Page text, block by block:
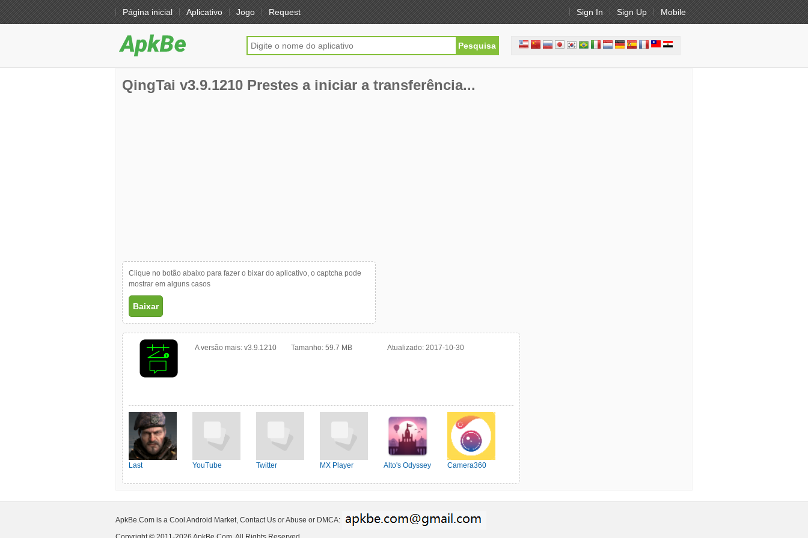
Página inicial Aplicativo Jogo Request Sign In Sign Up Mobile
QingTai v3.9.1210 Prestes a iniciar a transferência...
Clique no botão abaixo para fazer o bixar do aplicativo, o captcha pode
mostrar em alguns casos
Baixar
A versão mais: v3.9.1210 Tamanho: 59.7 MB Atualizado: 2017-10-30
Last
YouTube Twitter MX Player Alto's Odyssey Camera360
ApkBe.Com is a Cool Android Market, Contact Us or Abuse or DMCA: